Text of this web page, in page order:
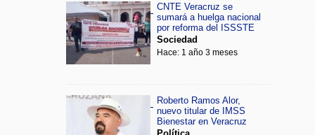
CNTE Veracruz se
sumará a huelga nacional
por reforma del ISSSTE
Sociedad
Hace: 1 año 3 meses
Roberto Ramos Alor,
nuevo titular de IMSS
Bienestar en Veracruz
Política